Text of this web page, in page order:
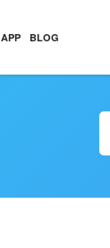
APP BLOG